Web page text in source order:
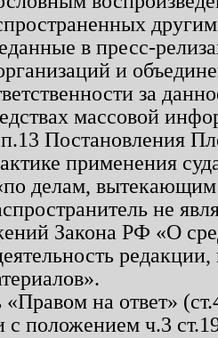
в пресс-
и
за
массовой
п.13 Постановления
применения
делам, вытекающим
не
Закона РФ «О
«Правом на ответ»
с положением ч.3